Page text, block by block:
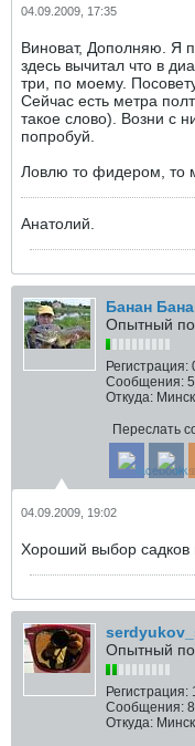
04.09.2009, 17:35
Виноват, Дополняю. Я
здесь вычитал что в
три, по моему.
Сейчас есть метра
такое слово). Возни с
попробуй.
Ловлю то фидером, то
Анатолий.
Банан
Опытный
Регистрация:
Сообщения:
Откуда:
Переслать
04.09.2009, 19:02
Хороший выбор садков
Опытный
Регистрация:
Сообщения:
Откуда: Минск